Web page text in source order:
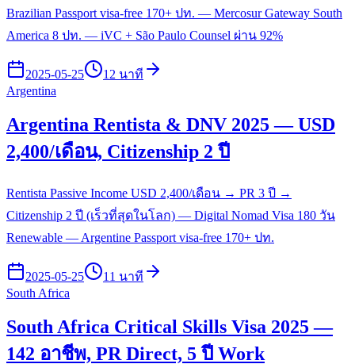
Brazilian Passport visa-free 170+ ปท. — Mercosur Gateway South
America 8 ปท. — iVC + São Paulo Counsel ผ่าน 92%
2025-05-25
12 นาที
Argentina
Argentina Rentista & DNV 2025 — USD
2,400/เดือน, Citizenship 2 ปี
Rentista Passive Income USD 2,400/เดือน → PR 3 ปี →
Citizenship 2 ปี (เร็วที่สุดในโลก) — Digital Nomad Visa 180 วัน
Renewable — Argentine Passport visa-free 170+ ปท.
2025-05-25
11 นาที
South Africa
South Africa Critical Skills Visa 2025 —
142 อาชีพ, PR Direct, 5 ปี Work